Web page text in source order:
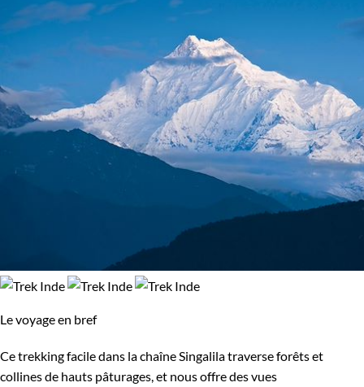
Le voyage en bref
Ce trekking facile dans la chaîne Singalila traverse forêts et
collines de hauts pâturages, et nous offre des vues